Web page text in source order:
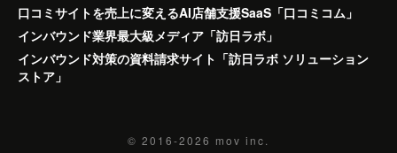
口コミサイトを売上に変えるAI店舗支援SaaS「口コミコム」
インバウンド業界最大級メディア「訪日ラボ」
インバウンド対策の資料請求サイト「訪日ラボ ソリューション
ストア」
© 2016-2026 mov inc.